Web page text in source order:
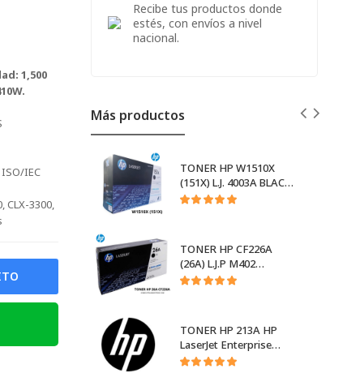
1,500
IEC
CLX-3300,
Recibe tus productos donde
estés, con envíos a nivel
nacional.
Más productos
TONER HP W1510X
(151X) L.J. 4003A BLACK
W1510X
TONER HP CF226A
(26A) L.J.P M402
NEGRO
TONER HP 213A HP
LaserJet Enterprise
5700, 6700, 5800, 6801